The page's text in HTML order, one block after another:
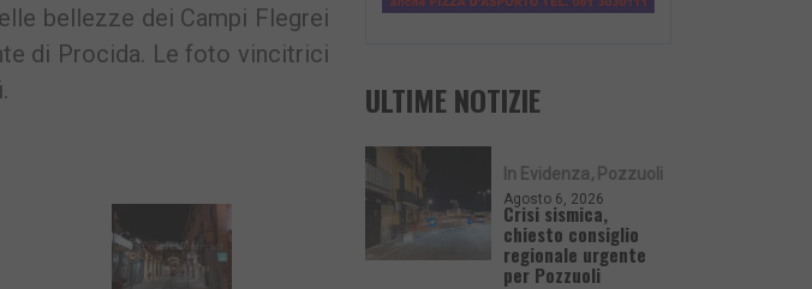
bellezze dei Campi Flegrei
di Procida. Le foto vincitrici
ULTIME NOTIZIE
In Evidenza Pozzuoli
Agosto 6, 2026
Crisi sismica,
chiesto consiglio
regionale urgente
per Pozzuoli